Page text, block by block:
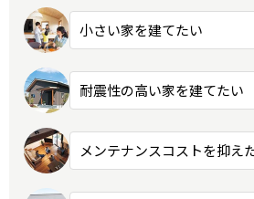
小さい家を建てたい
耐震性の高い家を建てたい
メンテナンスコストを抑え